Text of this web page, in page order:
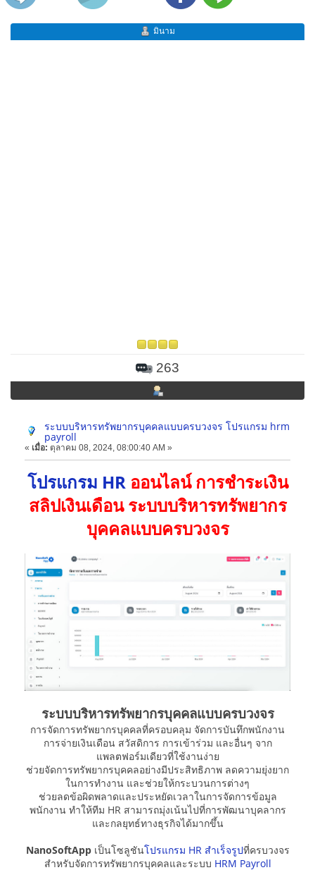
มินาม
263
ระบบบริหารทรัพยากรบุคคลแบบครบวงจร โปรแกรม hrm
payroll
« เมื่อ: ตุลาคม 08, 2024, 08:00:40 AM »
โปรแกรม HRออนไลน์ การชำระเงิน
สลิปเงินเดือน ระบบบริหารทรัพยากร
บุคคลแบบครบวงจร
ระบบบริหารทรัพยากรบุคคลแบบครบวงจร
การจัดการทรัพยากรบุคคลที่ครอบคลุม จัดการบันทึกพนักงาน
การจ่ายเงินเดือน สวัสดิการ การเข้าร่วม และอื่นๆ จาก
แพลตฟอร์มเดียวที่ใช้งานง่าย
ช่วยจัดการทรัพยากรบุคคลอย่างมีประสิทธิภาพ ลดความยุ่งยาก
ในการทำงาน และช่วยให้กระบวนการต่างๆ
ช่วยลดข้อผิดพลาดและประหยัดเวลาในการจัดการข้อมูล
พนักงาน ทำให้ทีม HR สามารถมุ่งเน้นไปที่การพัฒนาบุคลากร
และกลยุทธ์ทางธุรกิจได้มากขึ้น
NanoSoftAppเป็นโซลูชันโปรแกรม HR สำเร็จรูปที่ครบวงจร
สำหรับจัดการทรัพยากรบุคคลและระบบ HRM Payroll